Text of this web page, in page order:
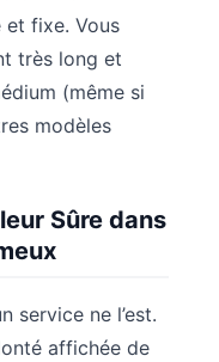
fixe. Vous
très long et
(même si
modèles
Sûre dans
service ne l’est.
affichée de